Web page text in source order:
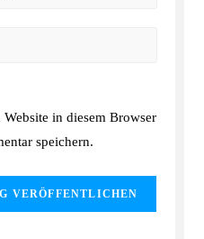
in diesem Browser
speichern.